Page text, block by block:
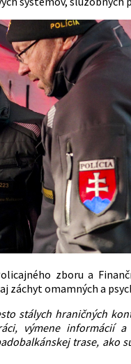
zboru a
záchyt omamných a
stálych hraničných
výmene informácií
trase, ako